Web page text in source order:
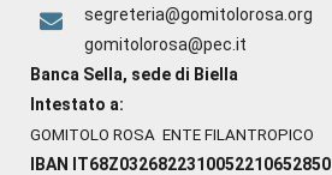
segreteria@gomitolorosa.org
gomitolorosa@pec.it
Banca Sella, sede di Biella
Intestato a:
GOMITOLO ROSA ENTE FILANTROPICO
IBAN IT68Z0326822310052210652850